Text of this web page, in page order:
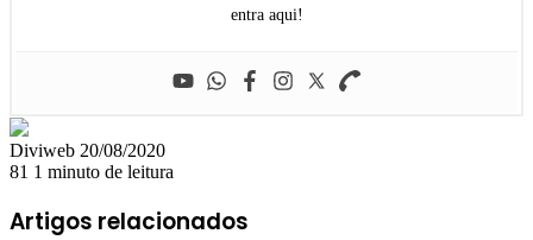
entra aqui!
Diviweb Mande
um
mail
20/08/2020
81 1 minuto de leitura
Artigos relacionados